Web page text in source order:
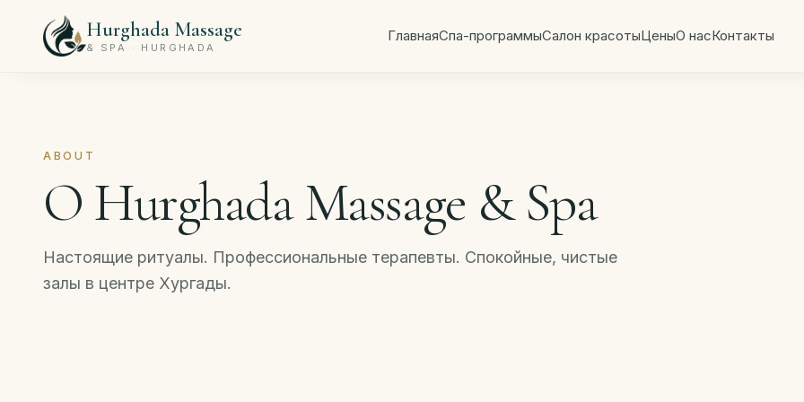
Hurghada Massage
& SPA · HURGHADA
ГлавнаяСпа-программыСалон красотыЦеныО насКонтакты
ABOUT
О Hurghada Massage & Spa
Настоящие ритуалы. Профессиональные терапевты. Спокойные, чистые
залы в центре Хургады.